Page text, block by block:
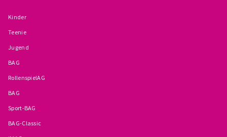
Kinder
Teenie
Jugend
BAG
RollenspielAG
BAG
Sport-BAG
BAG-Classic